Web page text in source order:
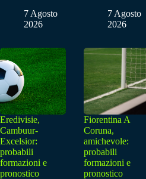
7 Agosto
2026
7 Agosto
2026
Eredivisie,
Cambuur-
Excelsior:
probabili
formazioni e
pronostico
Fiorentina A
Coruna,
amichevole:
probabili
formazioni e
pronostico